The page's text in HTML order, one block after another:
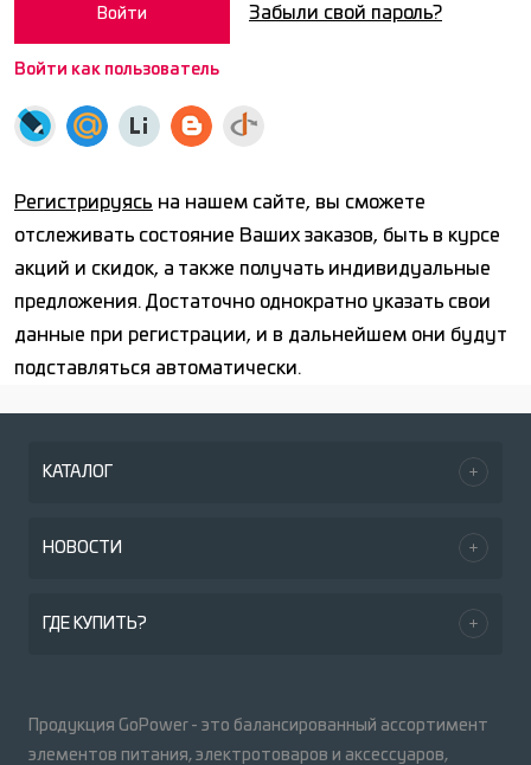
Забыли свой пароль?
Войти как пользователь
Регистрируясь на нашем сайте, вы сможете
отслеживать состояние Ваших заказов, быть в курсе
акций и скидок, а также получать индивидуальные
предложения. Достаточно однократно указать свои
данные при регистрации, и в дальнейшем они будут
подставляться автоматически.
КАТАЛОГ
НОВОСТИ
ГДЕ КУПИТЬ?
Продукция GoPower - это балансированный ассортимент
элементов питания, электротоваров и аксессуаров,